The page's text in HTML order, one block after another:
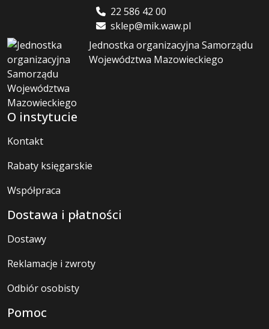
22 586 42 00
sklep@mik.waw.pl
Jednostka organizacyjna Samorządu
Województwa Mazowieckiego
O instytucie
Kontakt
Rabaty księgarskie
Współpraca
Dostawa i płatności
Dostawy
Reklamacje i zwroty
Odbiór osobisty
Pomoc